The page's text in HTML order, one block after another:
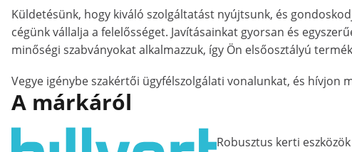
Küldetésünk, hogy kiváló szolgáltatást nyújtsunk, és
cégünk vállalja a felelősséget. Javításainkat gyorsan és
minőségi szabványokat alkalmazzuk, így Ön elsőosztályú
Vegye igénybe szakértői ügyfélszolgálati vonalunkat, és hívjon
A márkáról
Robusztus kerti